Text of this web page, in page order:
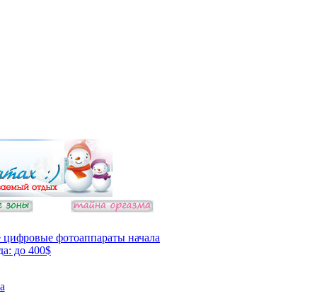
фотоаппараты начала
до 400$